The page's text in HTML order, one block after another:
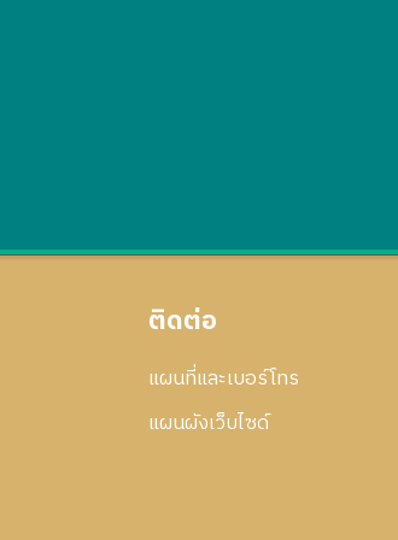
ติดต่อ
แผนที่และเบอร์โทร
แผนผังเว็บไซด์